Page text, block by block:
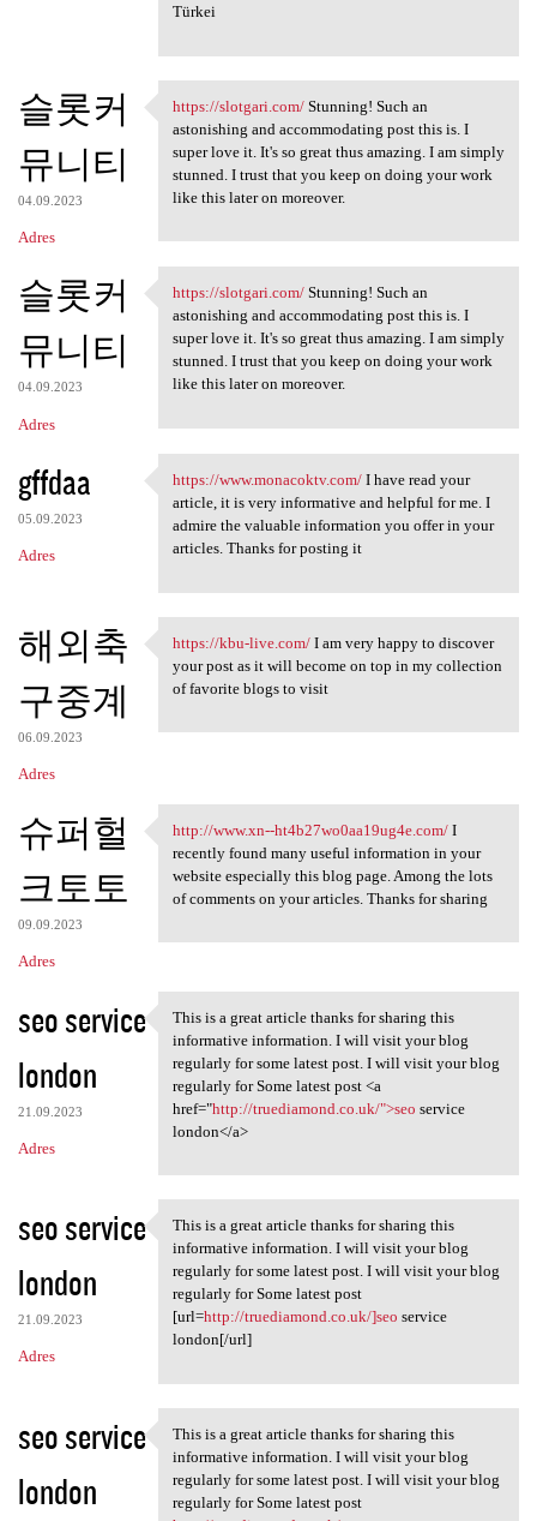
Türkei
슬롯커
뮤니티
04.09.2023
Adres
https://slotgari.com/
https://slotgari.com/Stunning! Such an
astonishing and accommodating post this is. I
super love it. It's so great thus amazing. I am simply
stunned. I trust that you keep on doing your work
like this later on moreover.
슬롯커
뮤니티
04.09.2023
Adres
https://slotgari.com/
https://slotgari.com/Stunning! Such an
astonishing and accommodating post this is. I
super love it. It's so great thus amazing. I am simply
stunned. I trust that you keep on doing your work
like this later on moreover.
gffdaa
05.09.2023
Adres
https://www.monacoktv.com/ I
https://www.monacoktv.com/I have read your
article, it is very informative and helpful for me. I
admire the valuable information you offer in your
articles. Thanks for posting it
해외축
구중계
06.09.2023
Adres
https://kbu-live.com/ I am
https://kbu-live.com/I am very happy to discover
your post as it will become on top in my collection
of favorite blogs to visit
슈퍼헐
크토토
09.09.2023
Adres
http://www.xn-
http://www.xn--ht4b27wo0aa19ug4e.com/I
recently found many useful information in your
website especially this blog page. Among the lots
of comments on your articles. Thanks for sharing
seo service
london
21.09.2023
Adres
This is a great article
This is a great article thanks for sharing this
informative information. I will visit your blog
regularly for some latest post. I will visit your blog
regularly for Some latest post <a
href="http://truediamond.co.uk/">seo service
london</a>
seo service
london
21.09.2023
Adres
This is a great article
This is a great article thanks for sharing this
informative information. I will visit your blog
regularly for some latest post. I will visit your blog
regularly for Some latest post
[url=http://truediamond.co.uk/]seo service
london[/url]
seo service
london
This is a great article
This is a great article thanks for sharing this
informative information. I will visit your blog
regularly for some latest post. I will visit your blog
regularly for Some latest post